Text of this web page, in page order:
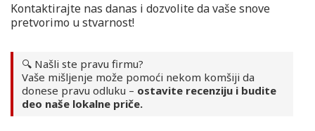
Kontaktirajte nas danas i dozvolite da vaše snove
pretvorimo u stvarnost!
🔍 Našli ste pravu firmu?
Vaše mišljenje može pomoći nekom komšiji da
donese pravu odluku – ostavite recenziju i budite
deo naše lokalne priče.